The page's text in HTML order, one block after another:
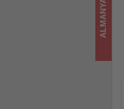
ALMANYA